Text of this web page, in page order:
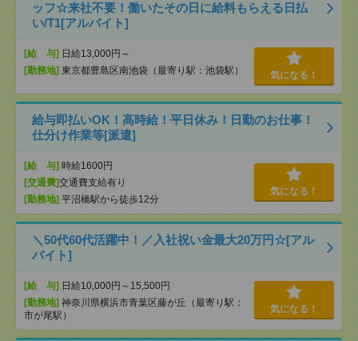
ッフ☆来社不要！働いたその日に給料もらえる日払
い/T1[アルバイト]
[給 与] 日給13,000円～
[勤務地] 東京都豊島区南池袋（最寄り駅：池袋駅） 気になる！
給与即払いOK！高時給！平日休み！日勤のお仕事！
仕分け作業等[派遣]
[給 与] 時給1600円
[交通費]交通費支給有り
[勤務地] 平沼橋駅から徒歩12分
気になる！
＼50代60代活躍中！／入社祝い金最大20万円☆[アル
バイト]
[給 与] 日給10,000円～15,500円
[勤務地] 神奈川県横浜市青葉区藤が丘（最寄り駅：
市が尾駅）
気になる！